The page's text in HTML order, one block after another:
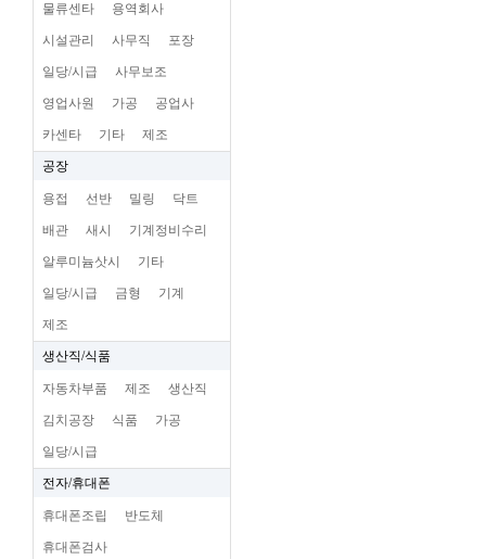
물류센타 용역회사
시설관리 사무직 포장
일당/시급 사무보조
영업사원 가공 공업사
카센타 기타 제조
공장
용접 선반 밀링 닥트
배관 새시 기계정비수리
알루미늄삿시 기타
일당/시급 금형 기계
제조
생산직/식품
자동차부품 제조 생산직
김치공장 식품 가공
일당/시급
전자/휴대폰
휴대폰조립 반도체
휴대폰검사